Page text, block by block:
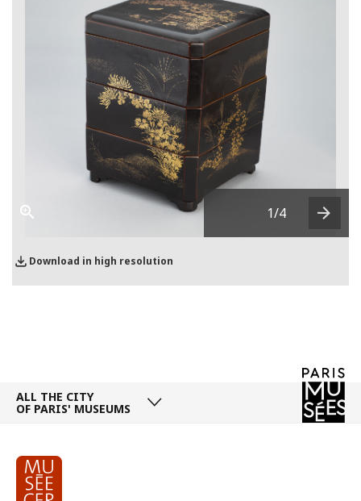
Download in high resolution
1/4
Next
ALL THE CITY
OF PARIS' MUSEUMS